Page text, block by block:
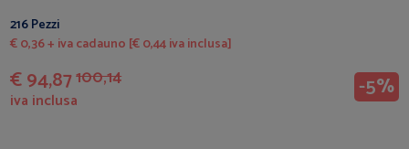
216 Pezzi
€ 0,36 + iva cadauno [€ 0,44 iva inclusa]
€ 94,87100,14
iva inclusa -5%